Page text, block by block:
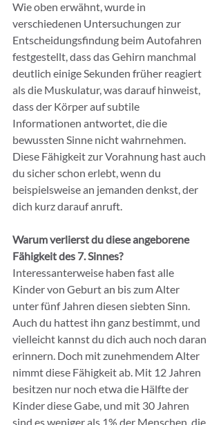
Wie oben erwähnt, wurde in
verschiedenen Untersuchungen zur
Entscheidungsfindung beim Autofahren
festgestellt, dass das Gehirn manchmal
deutlich einige Sekunden früher reagiert
als die Muskulatur, was darauf hinweist,
dass der Körper auf subtile
Informationen antwortet, die die
bewussten Sinne nicht wahrnehmen.
Diese Fähigkeit zur Vorahnung hast auch
du sicher schon erlebt, wenn du
beispielsweise an jemanden denkst, der
dich kurz darauf anruft.
Warum verlierst du diese angeborene
Fähigkeit des 7. Sinnes?
Interessanterweise haben fast alle
Kinder von Geburt an bis zum Alter
unter fünf Jahren diesen siebten Sinn.
Auch du hattest ihn ganz bestimmt, und
vielleicht kannst du dich auch noch daran
erinnern. Doch mit zunehmendem Alter
nimmt diese Fähigkeit ab. Mit 12 Jahren
besitzen nur noch etwa die Hälfte der
Kinder diese Gabe, und mit 30 Jahren
sind es weniger als 1% der Menschen, die